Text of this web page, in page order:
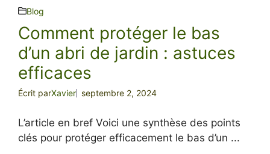
Blog
Comment protéger le bas
d’un abri de jardin : astuces
efficaces
Écrit parXavier septembre 2, 2024
L’article en bref Voici une synthèse des points
clés pour protéger efficacement le bas d’un ...